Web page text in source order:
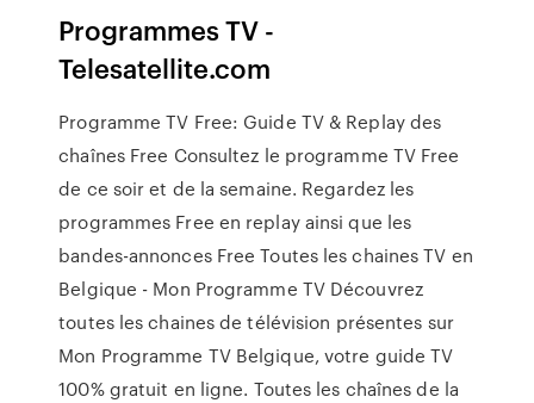
Programmes TV -
Telesatellite.com
Programme TV Free: Guide TV & Replay des
chaînes Free Consultez le programme TV Free
de ce soir et de la semaine. Regardez les
programmes Free en replay ainsi que les
bandes-annonces Free Toutes les chaines TV en
Belgique - Mon Programme TV Découvrez
toutes les chaines de télévision présentes sur
Mon Programme TV Belgique, votre guide TV
100% gratuit en ligne. Toutes les chaînes de la